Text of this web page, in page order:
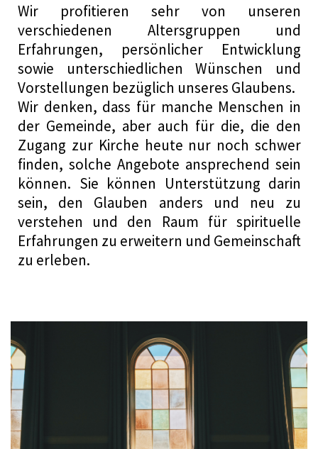
Wir profitieren sehr von unseren
verschiedenen Altersgruppen und
Erfahrungen, persönlicher Entwicklung
sowie unterschiedlichen Wünschen und
Vorstellungen bezüglich unseres Glaubens.
Wir denken, dass für manche Menschen in
der Gemeinde, aber auch für die, die den
Zugang zur Kirche heute nur noch schwer
finden, solche Angebote ansprechend sein
können. Sie können Unterstützung darin
sein, den Glauben anders und neu zu
verstehen und den Raum für spirituelle
Erfahrungen zu erweitern und Gemeinschaft
zu erleben.